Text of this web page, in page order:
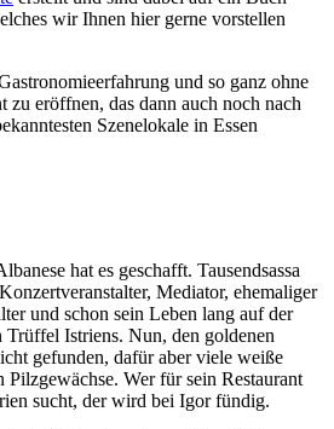
wir Ihnen hier gerne vorstellen
und so ganz ohne
zu eröffnen, das dann auch noch nach
Szenelokale in Essen
hat es geschafft. Tausendsassa
Mediator, ehemaliger
und schon sein Leben lang auf der
Trüffel Istriens. Nun, den goldenen
gefunden, dafür aber viele weiße
Pilzgewächse. Wer für sein Restaurant
sucht, der wird bei Igor fündig.